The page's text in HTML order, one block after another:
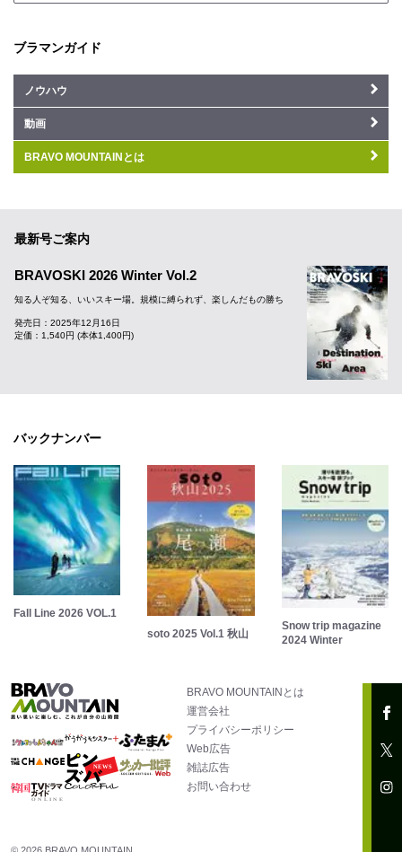
ブラマンガイド
ノウハウ
動画
BRAVO MOUNTAINとは
最新号ご案内
BRAVOSKI 2026 Winter Vol.2
知る人ぞ知る、いいスキー場。規模に縛られず、楽しんだもの勝ち
発売日：2025年12月16日
定価：1,540円 (本体1,400円)
バックナンバー
Fall Line 2026 VOL.1
soto 2025 Vol.1 秋山
Snow trip magazine
2024 Winter
BRAVO MOUNTAINとは
運営会社
プライバシーポリシー
Web広告
雑誌広告
お問い合わせ